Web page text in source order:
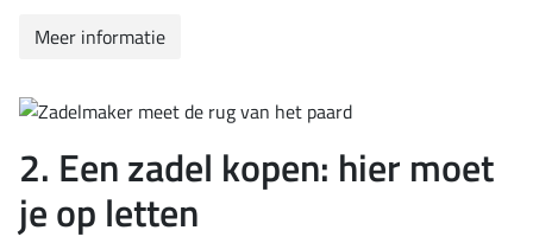
Meer informatie
2. Een zadel kopen: hier moet
je op letten